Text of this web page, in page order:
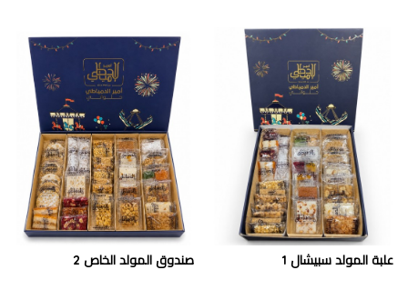
علبة المولد سبيشال 1 صندوق المولد الخاص 2